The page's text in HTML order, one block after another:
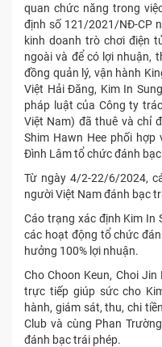
quan chức năng trong
định số 121/2021/NĐ-CP
kinh doanh trò chơi điện
ngoài và để có lợi nhuận,
đồng quản lý, vận hành
Việt Hải Đăng, Kim In
pháp luật của Công ty
Việt Nam) đã thuê và chỉ
Shim Hawn Hee phối hợp
Đình Lâm tổ chức đánh
Từ ngày 4/2-22/6/2024,
người Việt Nam đánh bạc
Cáo trạng xác định Kim In
các hoạt động tổ chức
hưởng 100% lợi nhuận.
Cho Choon Keun, Choi
trực tiếp giúp sức cho
hành, giám sát, thu, chi
Club và cùng Phan
đánh bạc trái phép.